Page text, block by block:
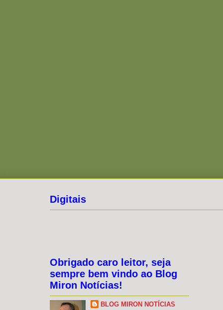
Digitais
Obrigado caro leitor, seja
sempre bem vindo ao Blog
Miron Notícias!
BLOG MIRON NOTÍCIAS